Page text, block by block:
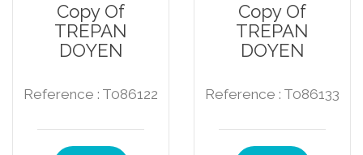
Copy Of
TREPAN
DOYEN
Reference : T086122
Copy Of
TREPAN
DOYEN
Reference : T086133